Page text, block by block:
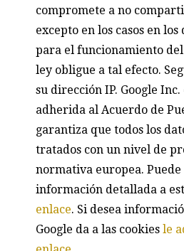
compromete a no
excepto en los casos en
para el funcionamiento
ley obligue a tal efecto.
su dirección IP. Google
adherida al Acuerdo de
garantiza que todos los
tratados con un nivel de
normativa europea.
información detallada a
enlace. Si desea
Google da a las cookies le